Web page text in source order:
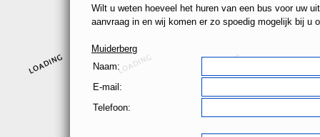
Wilt u weten hoeveel het huren van een bus voor uw
aanvraag in en wij komen er zo spoedig mogelijk bij u
Muiderberg
Naam:
E-mail:
Telefoon: